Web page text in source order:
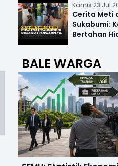
Kamis 23 Jul
Cerita Meti
Sukabumi:
Bertahan
BALE WARGA